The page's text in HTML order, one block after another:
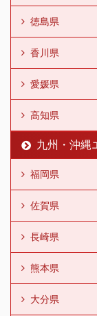
徳島県
香川県
愛媛県
高知県
九州・沖縄
福岡県
佐賀県
長崎県
熊本県
大分県